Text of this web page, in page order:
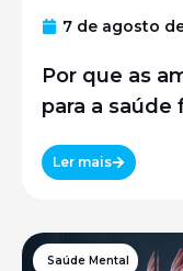
7 de agosto
Por que as
para a saúde
Ler mais
Saúde Mental